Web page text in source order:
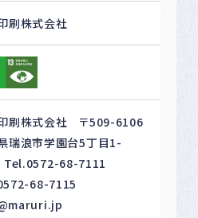
刷株式会社
刷株式会社 〒509-6106
瑞浪市学園台5丁目1-
68-7111
68-7115